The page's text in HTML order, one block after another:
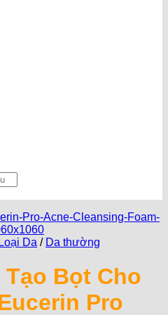
Loại Da / Da thường
Bọt Cho
Pro